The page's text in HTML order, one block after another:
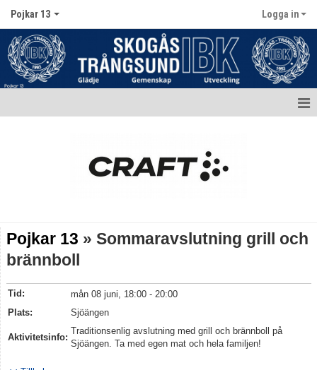
Pojkar 13 Logga in
Truppen / Kontakt
Dokument
Pojkar 13 » Sommaravslutning grill och
brännboll
Tid:
mån 08 juni, 18:00 - 20:00
Plats:
Sjöängen
Aktivitetsinfo:
Traditionsenlig avslutning med grill och brännboll på
Sjöängen. Ta med egen mat och hela familjen!